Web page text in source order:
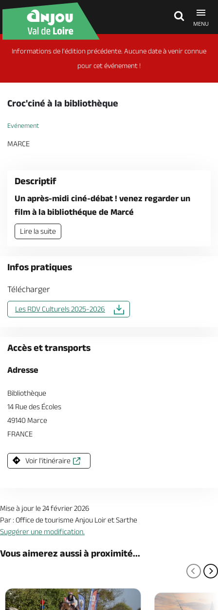
MENU
Découvrir
Agenda
Brochures & Cartes
Informations de l'édition précédente. Aucune date à venir connue
pour cet événement !
Croc'ciné à la bibliothèque
Evénement
MARCE
Descriptif
Un après-midi ciné-débat ! venez regarder un
film à la bibliothéque de Marcé
Lire la suite
Infos pratiques
Télécharger
Les RDV Culturels 2025-2026
Accès et transports
Adresse
Bibliothèque
14 Rue des Écoles
49140 Marce
FRANCE
Voir l'itinéraire
Mise à jour le 24 février 2026
Par : Office de tourisme Anjou Loir et Sarthe
Suggérer une modification.
Vous aimerez aussi à proximité...